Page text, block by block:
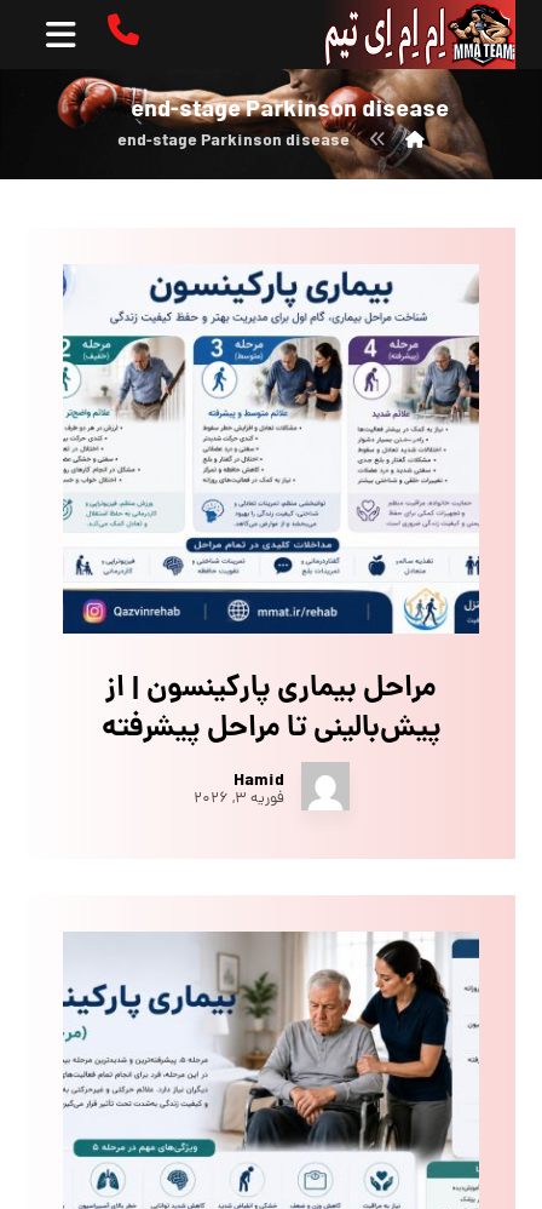
end-stage Parkinson disease
end-stage Parkinson disease
مراحل بیماری پارکینسون | از
پیش‌بالینی تا مراحل پیشرفته
Hamid
فوریه ۳, ۲۰۲۶